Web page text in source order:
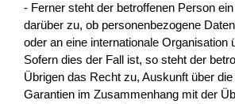
- Ferner steht der betroffenen Person
darüber zu, ob personenbezogene
oder an eine internationale Organisation
Sofern dies der Fall ist, so steht der
Übrigen das Recht zu, Auskunft über
Garantien im Zusammenhang mit der